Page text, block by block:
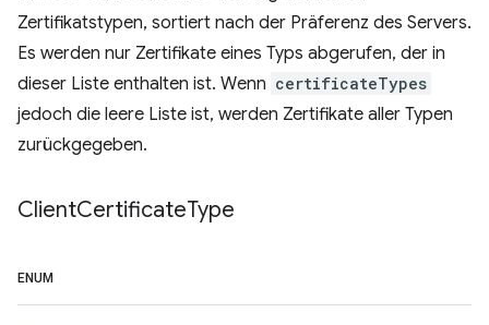
Zertifikatstypen, sortiert nach der Präferenz des Servers.
Es werden nur Zertifikate eines Typs abgerufen, der in
dieser Liste enthalten ist. Wenn certificateTypes
jedoch die leere Liste ist, werden Zertifikate aller Typen
zurückgegeben.
ClientCertificateType
ENUM